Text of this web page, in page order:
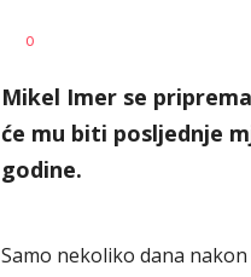
0
Mikel Imer se
će mu biti posljednje
godine.
Samo nekoliko dana